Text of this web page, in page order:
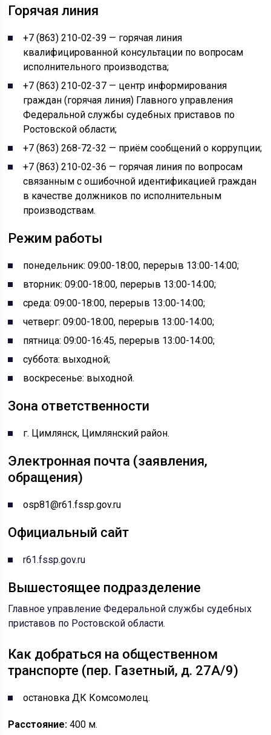
Горячая линия
+7 (863) 210-02-39 — горячая линия
квалифицированной консультации по вопросам
исполнительного производства;
+7 (863) 210-02-37 — центр информирования
граждан (горячая линия) Главного управления
Федеральной службы судебных приставов по
Ростовской области;
+7 (863) 268-72-32 — приём сообщений о коррупции;
+7 (863) 210-02-36 — горячая линия по вопросам
связанным с ошибочной идентификацией граждан
в качестве должников по исполнительным
производствам.
Режим работы
понедельник: 09:00-18:00, перерыв 13:00-14:00;
вторник: 09:00-18:00, перерыв 13:00-14:00;
среда: 09:00-18:00, перерыв 13:00-14:00;
четверг: 09:00-18:00, перерыв 13:00-14:00;
пятница: 09:00-16:45, перерыв 13:00-14:00;
суббота: выходной;
воскресенье: выходной.
Зона ответственности
г. Цимлянск, Цимлянский район.
Электронная почта (заявления,
обращения)
osp81@r61.fssp.gov.ru
Официальный сайт
r61.fssp.gov.ru
Вышестоящее подразделение
Главное управление Федеральной службы судебных
приставов по Ростовской области.
Как добраться на общественном
транспорте (пер. Газетный, д. 27А/9)
остановка ДК Комсомолец.
Расстояние:400 м.